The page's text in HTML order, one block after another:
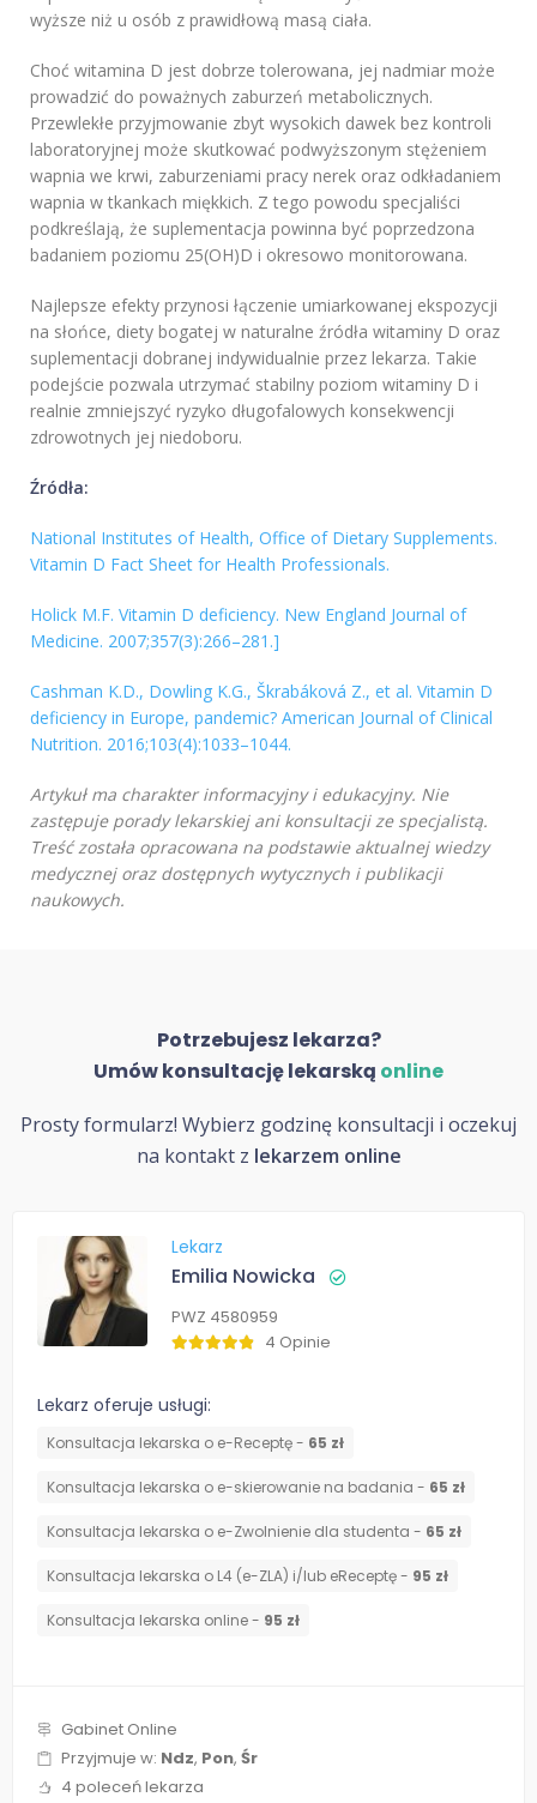
wyższe niż u osób z prawidłową masą ciała.
Choć witamina D jest dobrze tolerowana, jej nadmiar może
prowadzić do poważnych zaburzeń metabolicznych.
Przewlekłe przyjmowanie zbyt wysokich dawek bez kontroli
laboratoryjnej może skutkować podwyższonym stężeniem
wapnia we krwi, zaburzeniami pracy nerek oraz odkładaniem
wapnia w tkankach miękkich. Z tego powodu specjaliści
podkreślają, że suplementacja powinna być poprzedzona
badaniem poziomu 25(OH)D i okresowo monitorowana.
Najlepsze efekty przynosi łączenie umiarkowanej ekspozycji
na słońce, diety bogatej w naturalne źródła witaminy D oraz
suplementacji dobranej indywidualnie przez lekarza. Takie
podejście pozwala utrzymać stabilny poziom witaminy D i
realnie zmniejszyć ryzyko długofalowych konsekwencji
zdrowotnych jej niedoboru.
Źródła:
National Institutes of Health, Office of Dietary Supplements.
Vitamin D Fact Sheet for Health Professionals.
Holick M.F. Vitamin D deficiency. New England Journal of
Medicine. 2007;357(3):266–281.]
Cashman K.D., Dowling K.G., Škrabáková Z., et al. Vitamin D
deficiency in Europe, pandemic? American Journal of Clinical
Nutrition. 2016;103(4):1033–1044.
Artykuł ma charakter informacyjny i edukacyjny. Nie
zastępuje porady lekarskiej ani konsultacji ze specjalistą.
Treść została opracowana na podstawie aktualnej wiedzy
medycznej oraz dostępnych wytycznych i publikacji
naukowych.
Potrzebujesz lekarza?
Umów konsultację lekarską online
Prosty formularz! Wybierz godzinę konsultacji i oczekuj
na kontakt z lekarzem online
Lekarz
Emilia Nowicka
PWZ 4580959
4 Opinie
Lekarz oferuje usługi:
Konsultacja lekarska o e-Receptę - 65 zł
Konsultacja lekarska o e-skierowanie na badania - 65 zł
Konsultacja lekarska o e-Zwolnienie dla studenta - 65 zł
Konsultacja lekarska o L4 (e-ZLA) i/lub eReceptę - 95 zł
Konsultacja lekarska online - 95 zł
Gabinet Online
Przyjmuje w: Ndz, Pon, Śr
4 poleceń lekarza